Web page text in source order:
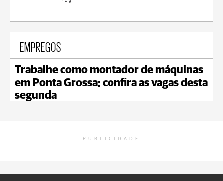
EMPREGOS
Trabalhe como montador de máquinas
em Ponta Grossa; confira as vagas desta
segunda
PUBLICIDADE